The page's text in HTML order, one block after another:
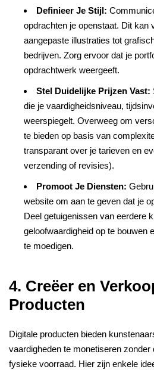
Definieer Je Stijl:
opdrachten je openstaat. Dit kan
aangepaste illustraties tot
bedrijven. Zorg ervoor dat je
opdrachtwerk weergeeft.
Stel Duidelijke Prijzen Vast:
die je vaardigheidsniveau,
weerspiegelt. Overweeg om
te bieden op basis van
transparant over je tarieven en
verzending of revisies).
Promoot Je Diensten:
website om aan te geven dat je
Deel getuigenissen van eerdere
geloofwaardigheid op te bouwen
te moedigen.
4. Creëer en
Producten
Digitale producten bieden
vaardigheden te monetiseren zonder
fysieke voorraad. Hier zijn enkele